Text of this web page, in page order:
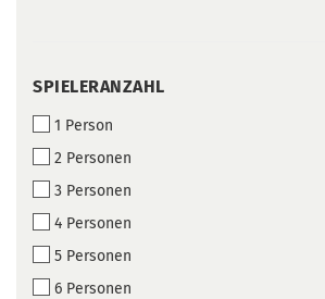
SPIELERANZAHL
SPIELERANZAHL
1 Person
2 Personen
3 Personen
4 Personen
5 Personen
6 Personen